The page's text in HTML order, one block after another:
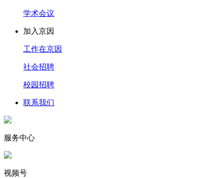
学术会议
加入京因
工作在京因
社会招聘
校园招聘
联系我们
服务中心
视频号